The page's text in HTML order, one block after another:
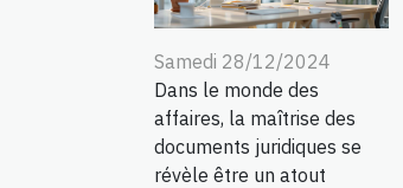
Samedi 28/12/2024
Dans le monde des
affaires, la maîtrise des
documents juridiques se
révèle être un atout